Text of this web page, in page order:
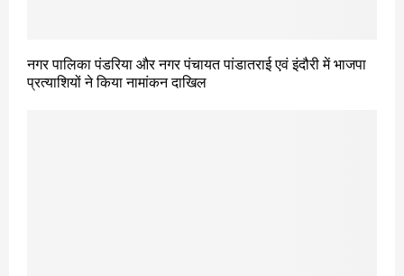
नगर पालिका पंडरिया और नगर पंचायत पांडातराई एवं इंदौरी में भाजपा
प्रत्याशियों ने किया नामांकन दाखिल